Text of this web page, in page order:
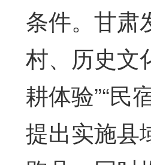
条件。甘肃
村、历史文
耕体验”“民
提出实施县